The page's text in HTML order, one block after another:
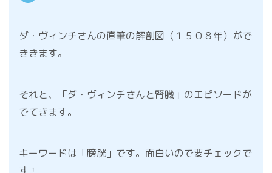
ダ・ヴィンチさんの直筆の解剖図（１５０８年）がで
ききます。
それと、「ダ・ヴィンチさんと腎臓」のエピソードが
でてきます。
キーワードは「膀胱」です。面白いので要チェックで